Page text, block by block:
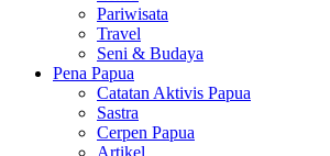
Pariwisata
Travel
Seni & Budaya
Pena Papua
Catatan Aktivis Papua
Sastra
Cerpen Papua
Artikel